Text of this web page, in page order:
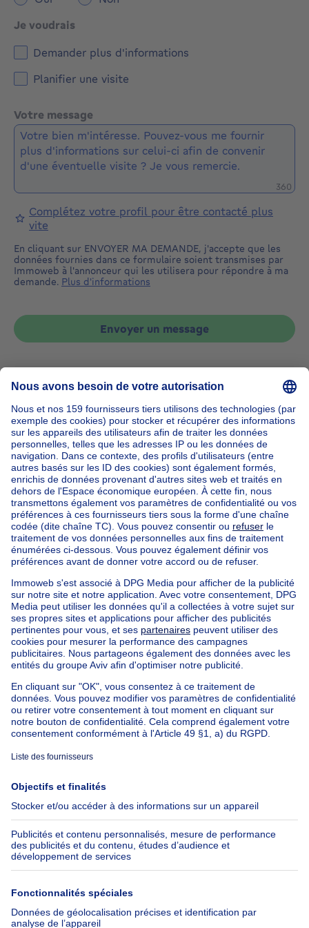
Je voudrais
Demander plus d'informations
Planifier une visite
Votre message
360
Complétez votre profil pour être contacté plus
vite
En cliquant sur ENVOYER MA DEMANDE, j'accepte que les
données fournies dans ce formulaire soient transmises par
Immoweb à l'annonceur qui les utilisera pour répondre à ma
demande. Plus d'informations
Envoyer un message
Accueil Belgique
Bruxelles (province)
Bruxelles (arrondissement)
Acheter votre appartement à Koekelberg
Nos maisons hors de la Belgique
Maison à vendre France
Maison à vendre Espagne
Maison à vendre Italie
Maison à vendre Luxembourg
Maison à vendre Pays-bas
Nos biens pas chèrsMaison à vendre pas cher
Appartements à louer pas cher
Nos biens à louer avec chambres
Appartement à vendre avec 3 chambres
Maison à vendre avec 3 chambres
Appartement à louer avec 3 chambres
Maison à louer avec 3 chambres
Appartement à louer avec 3 chambres Bruxelles-ville
Immoweb
Presse
Emplois
Groupe Axel Springer
SeLoger.com
Immowelt.de
Belfius
Assurances
Check-list déménagement
Aide
Suivez-nous